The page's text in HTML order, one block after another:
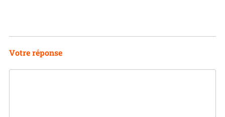
Votre réponse